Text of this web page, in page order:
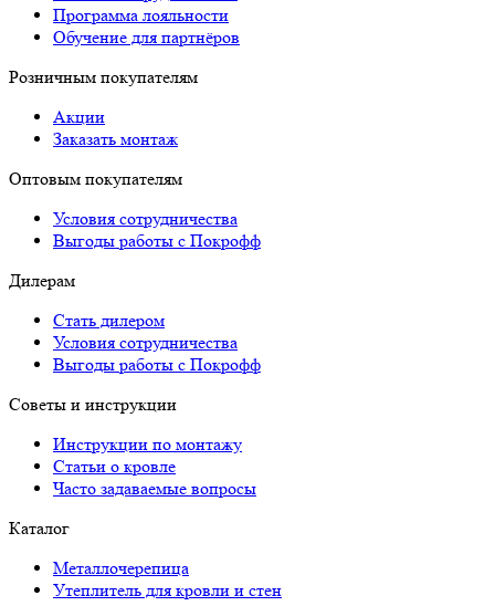
Розничным покупателям
Заказать монтаж
Оптовым покупателям
Выгоды работы с Покрофф
Дилерам
Условия сотрудничества
Выгоды работы с Покрофф
Советы и инструкции
Статьи о кровле
Часто задаваемые вопросы
Каталог
Утеплитель для кровли и стен
Водосточные системы
Материалы для террасы